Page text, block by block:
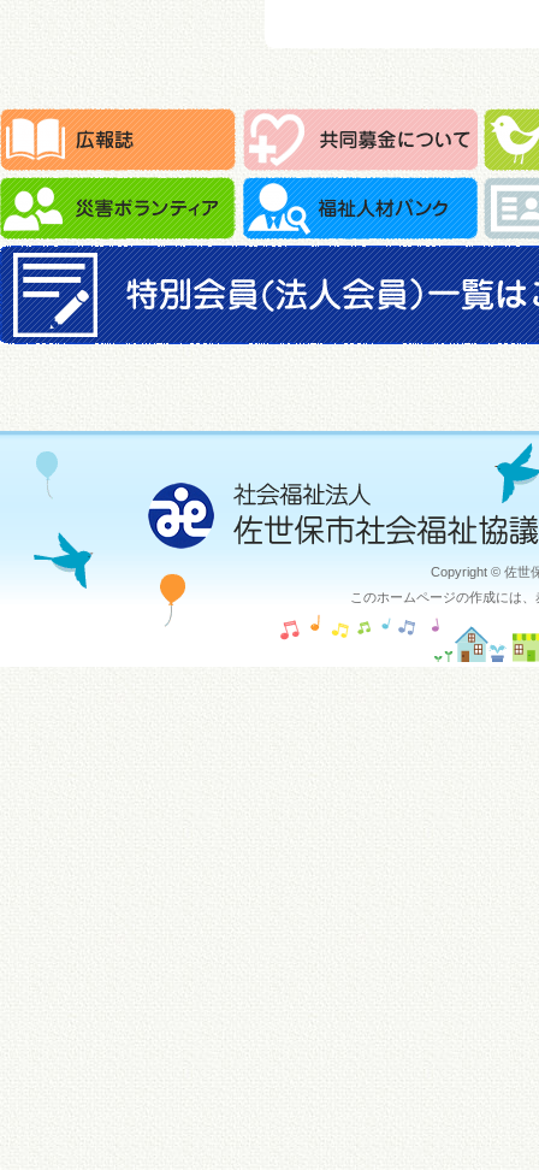
Copyright © 佐世
このホームページの作成には